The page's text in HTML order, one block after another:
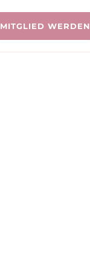
MITGLIED WERDEN